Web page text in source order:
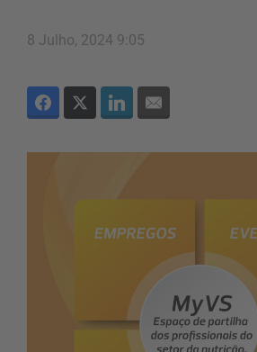
8 Julho, 2024 9:05